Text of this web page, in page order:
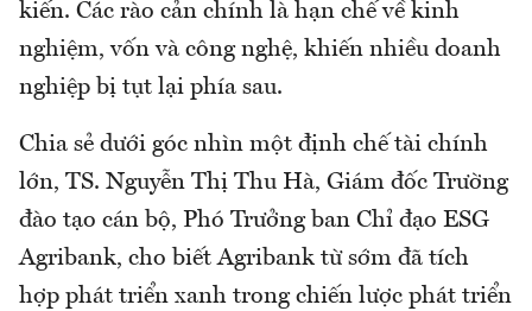
kiến. Các rào cản chính là hạn chế về kinh
nghiệm, vốn và công nghệ, khiến nhiều doanh
nghiệp bị tụt lại phía sau.
Chia sẻ dưới góc nhìn một định chế tài chính
lớn, TS. Nguyễn Thị Thu Hà, Giám đốc Trường
đào tạo cán bộ, Phó Trưởng ban Chỉ đạo ESG
Agribank, cho biết Agribank từ sớm đã tích
hợp phát triển xanh trong chiến lược phát triển